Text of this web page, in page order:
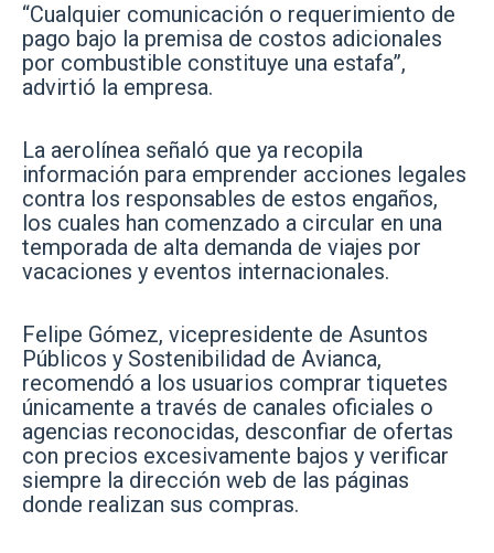
“Cualquier comunicación o requerimiento de
pago bajo la premisa de costos adicionales
por combustible constituye una estafa”,
advirtió la empresa.
La aerolínea señaló que ya recopila
información para emprender acciones legales
contra los responsables de estos engaños,
los cuales han comenzado a circular en una
temporada de alta demanda de viajes por
vacaciones y eventos internacionales.
Felipe Gómez, vicepresidente de Asuntos
Públicos y Sostenibilidad de Avianca,
recomendó a los usuarios comprar tiquetes
únicamente a través de canales oficiales o
agencias reconocidas, desconfiar de ofertas
con precios excesivamente bajos y verificar
siempre la dirección web de las páginas
donde realizan sus compras.